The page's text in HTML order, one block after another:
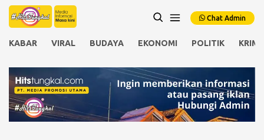
Chat Admin
KABAR VIRAL BUDAYA EKONOMI POLITIK